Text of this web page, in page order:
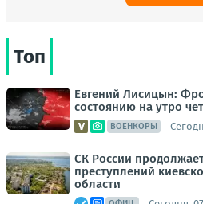
Топ
Евгений Лисицын:
состоянию на утро
ВОЕНКОРЫ
СК России
преступлений
области